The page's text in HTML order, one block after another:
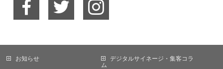
お知らせ
デジタルサイネージ・集客コラ
ム